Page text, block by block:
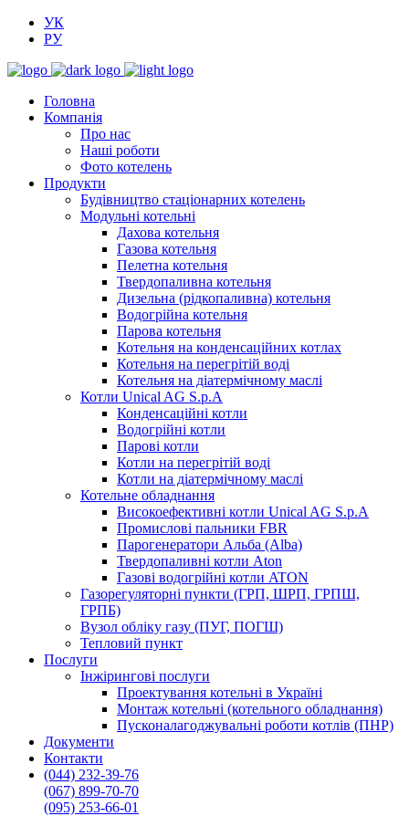
УК
РУ
Головна
Компанія
Про нас
Наші роботи
Фото котелень
Продукти
Будівництво стаціонарних котелень
Модульні котельні
Дахова котельня
Газова котельня
Пелетна котельня
Твердопаливна котельня
Дизельна (рідкопаливна) котельня
Водогрійна котельня
Парова котельня
Котельня на конденсаційних котлах
Котельня на перегрітій воді
Котельня на діатермічному маслі
Котли Unical AG S.p.A
Конденсаційні котли
Водогрійні котли
Парові котли
Котли на перегрітій воді
Котли на діатермічному маслі
Котельне обладнання
Високоефективні котли Unical AG S.p.A
Промислові пальники FBR
Парогенератори Альба (Alba)
Твердопаливні котли Aton
Газові водогрійні котли ATON
Газорегуляторні пункти (ГРП, ШРП, ГРПШ,
ГРПБ)
Вузол обліку газу (ПУГ, ПОГШ)
Тепловий пункт
Послуги
Інжірингові послуги
Проектування котельні в Україні
Монтаж котельні (котельного обладнання)
Пусконалагоджувальні роботи котлів (ПНР)
Документи
Контакти
(044) 232-39-76
(067) 899-70-70
(095) 253-66-01